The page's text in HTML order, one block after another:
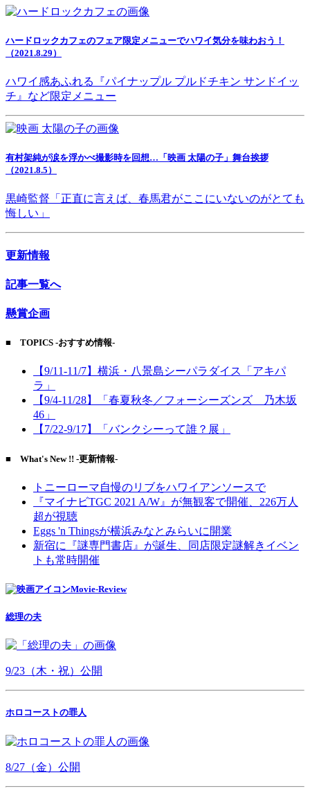
ハードロックカフェのフェア限定メニューでハワイ気分を味わおう！
（2021.8.29）
ハワイ感あふれる『パイナップル プルドチキン サンドイッ
チ』など限定メニュー
有村架純が涙を浮かべ撮影時を回想…「映画 太陽の子」舞台挨拶
（2021.8.5）
黒崎監督「正直に言えば、春馬君がここにいないのがとても
悔しい」
更新情報
記事一覧へ
懸賞企画
■ TOPICS -おすすめ情報-
【9/11-11/7】横浜・八景島シーパラダイス「アキパ
ラ」
【9/4-11/28】「春夏秋冬／フォーシーズンズ 乃木坂
46」
【7/22-9/17】「バンクシーって誰？展」
■ What's New !! -更新情報-
トニーローマ自慢のリブをハワイアンソースで
『マイナビTGC 2021 A/W』が無観客で開催、226万人
超が視聴
Eggs 'n Thingsが横浜みなとみらいに開業
新宿に『謎専門書店』が誕生、同店限定謎解きイベン
トも常時開催
Movie-Review
総理の夫
9/23（木・祝）公開
ホロコーストの罪人
8/27（金）公開